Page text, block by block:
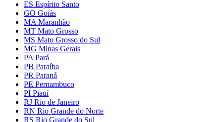
ES Espírito Santo
GO Goiás
MA Maranhão
MT Mato Grosso
MS Mato Grosso do Sul
MG Minas Gerais
PA Pará
PB Paraíba
PR Paraná
PE Pernambuco
PI Piauí
RJ Rio de Janeiro
RN Rio Grande do Norte
RS Rio Grande do Sul